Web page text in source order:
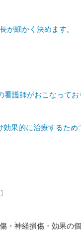
細かく決めます。
看護師がおこなってお
果的に治療するため
・神経損傷・効果の